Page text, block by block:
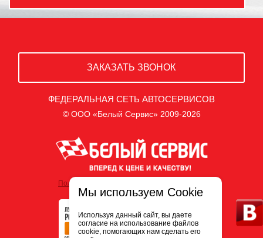
ЗАКАЗАТЬ ЗВОНОК
ФЕДЕРАЛЬНАЯ СЕТЬ АВТОСЕРВИСОВ
© ООО «Белый Сервис» 2009-2026
Политика обработки персональных данных
Мы используем Cookie
Используя данный сайт, вы даете
согласие на использование файлов
cookie, помогающих нам сделать его